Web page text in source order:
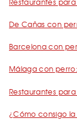
De Cañas con
Barcelona con
Málaga con
Restaurantes
¿Cómo consigo la